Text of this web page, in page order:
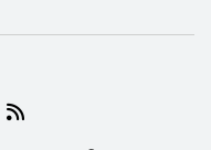
EM NOVA ABA)
EM NOVA ABA)
(ABRE EM NOVA
(ABRE EM NOVA
DO NIC.BR (ABRE EM
DO NIC.BR (ABRE
DO NIC.BR
RSS DO NIC.BR (ABRE